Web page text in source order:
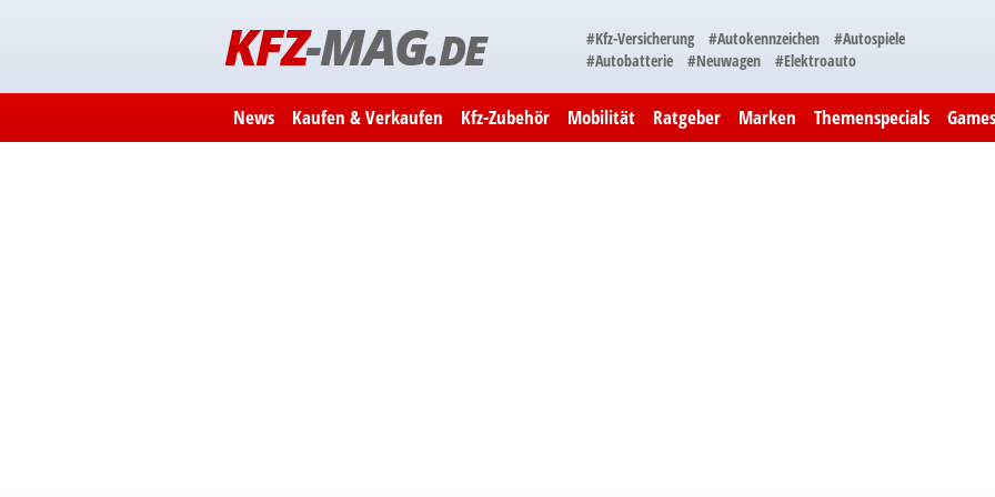
KFZ-MAG.DE #Kfz-Versicherung #Autokennzeichen
#Autospiele
#Autobatterie
#Neuwagen #Elektroauto
News Kaufen & Verkaufen Kfz-Zubehör Mobilität Ratgeber Marken Themenspecials Games